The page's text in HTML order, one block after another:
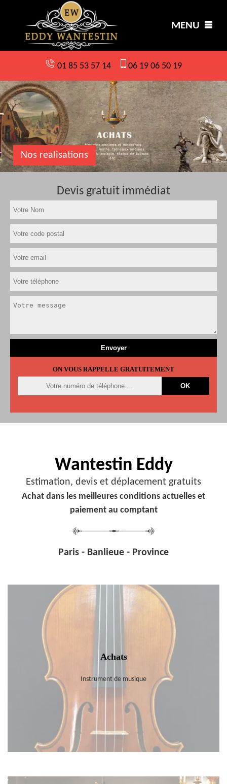
MENU
01 85 53 57 14 06 19 06 50 19
Nos realisations
Devis gratuit immédiat
ON VOUS RAPPELLE GRATUITEMENT
Wantestin Eddy
Estimation, devis et déplacement gratuits
Achat dans les meilleures conditions actuelles et
paiement au comptant
Paris - Banlieue - Province
Achats
Instrument de musique